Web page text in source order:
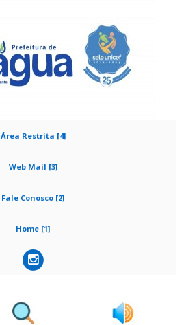
Área Restrita [4]
Web Mail [3]
Fale Conosco [2]
Home [1]